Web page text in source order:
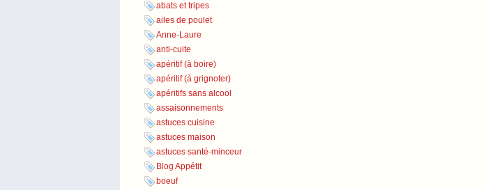
abats et tripes
ailes de poulet
Anne-Laure
anti-cuite
apéritif (à boire)
apéritif (à grignoter)
apéritifs sans alcool
assaisonnements
astuces cuisine
astuces maison
astuces santé-minceur
Blog Appétit
boeuf